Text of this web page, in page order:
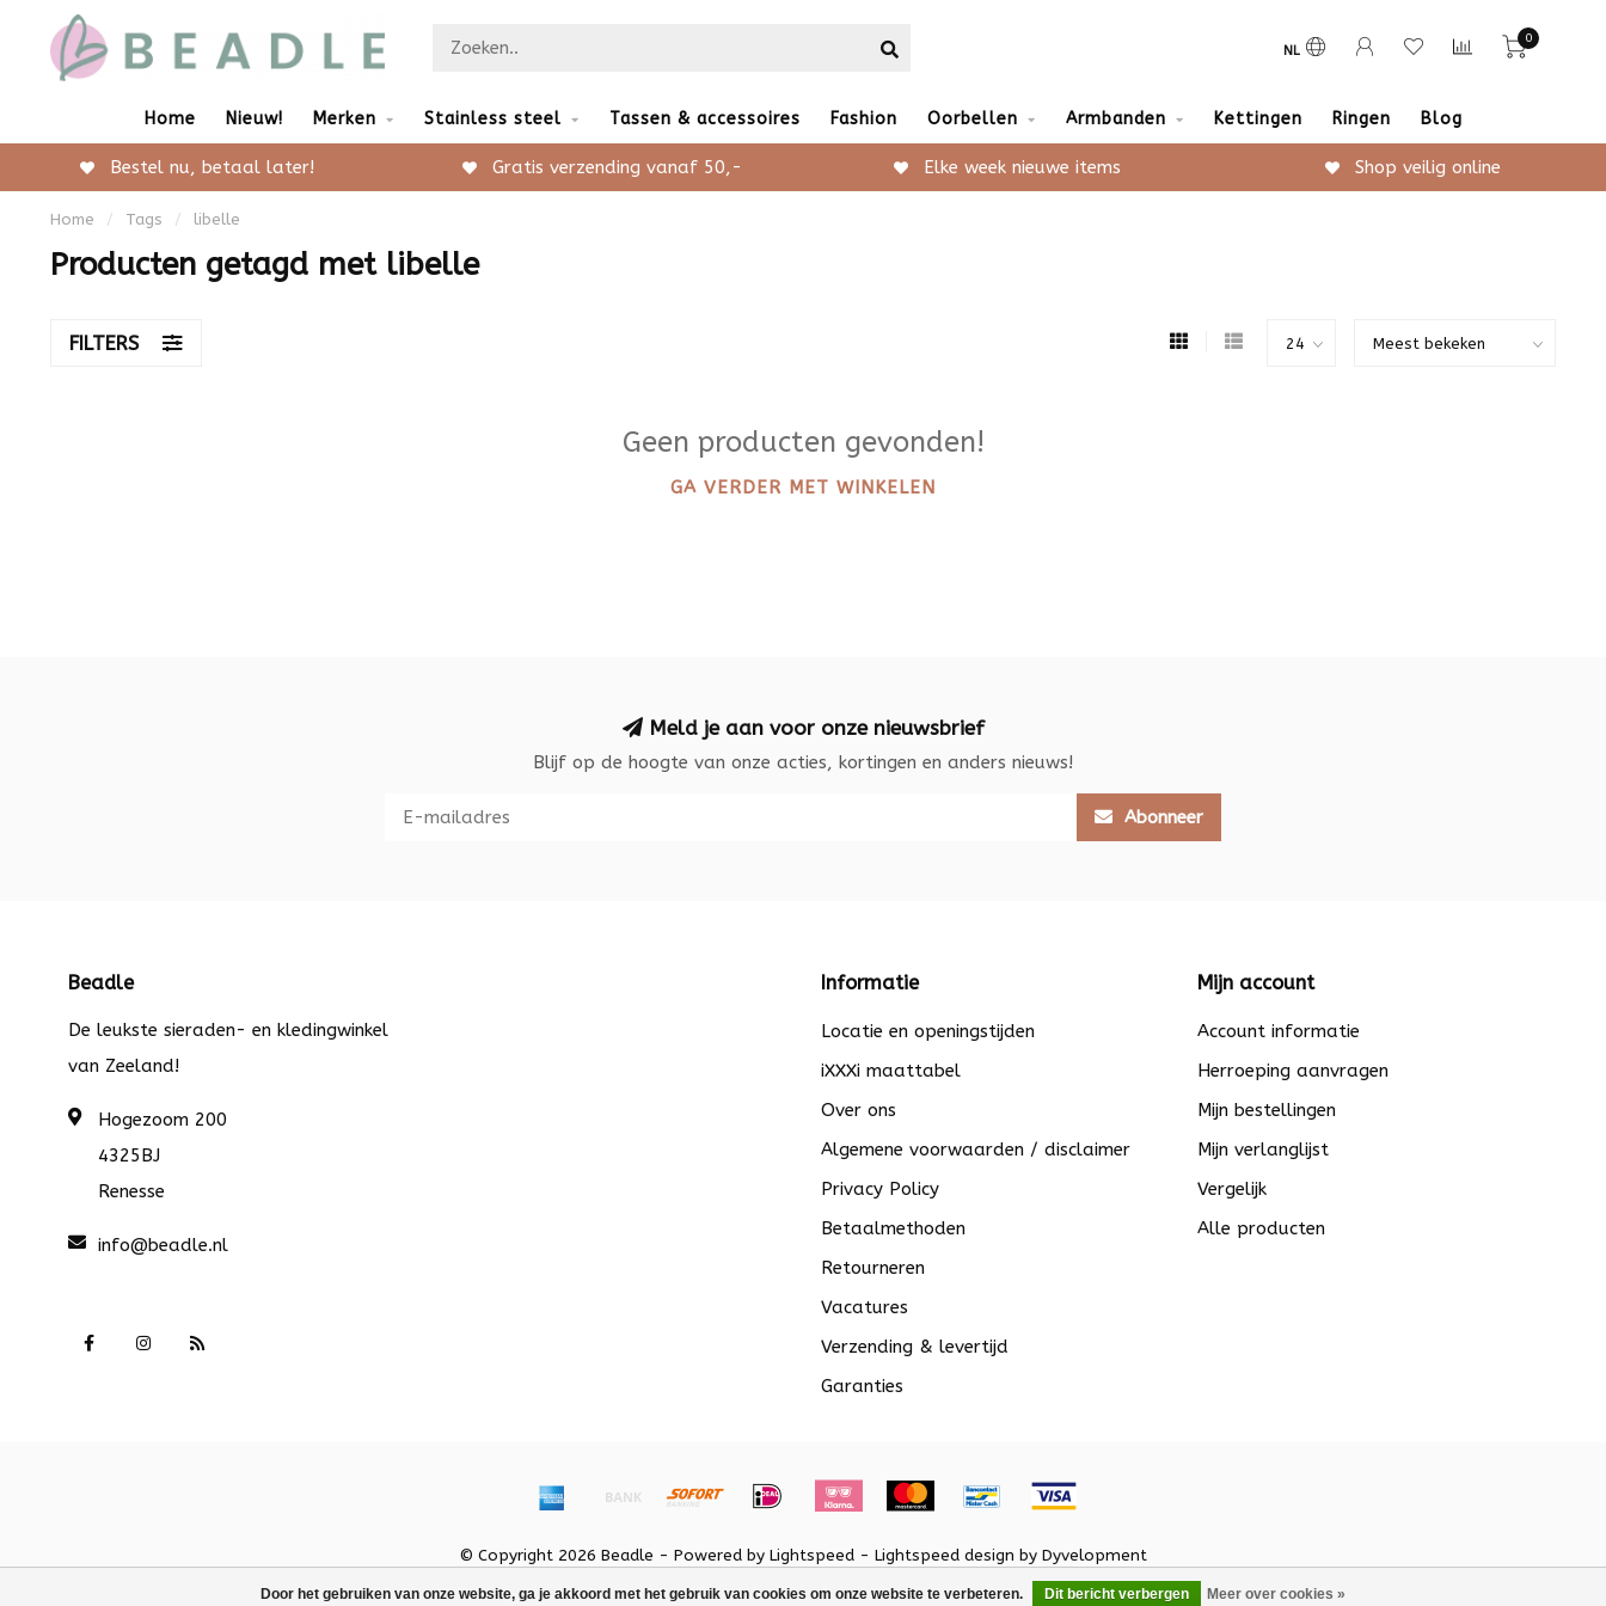
NL
0
Home Nieuw! Merken Stainless steel Tassen & accessoires Fashion Oorbellen Armbanden Kettingen Ringen Blog
Bestel nu, betaal later! Gratis verzending vanaf 50,- Elke week nieuwe items Shop veilig online
Home / Tags / libelle
Producten getagd met libelle
FILTERS
Geen producten gevonden!
GA VERDER MET WINKELEN
Door het gebruiken van onze website, ga je akkoord met het gebruik van cookies om onze website te verbeteren. Dit bericht verbergen Meer over cookies »
Meld je aan voor onze nieuwsbrief
Blijf op de hoogte van onze acties, kortingen en anders nieuws!
Abonneer
Beadle
De leukste sieraden- en kledingwinkel
van Zeeland!
Hogezoom 200
4325BJ
Renesse
info@beadle.nl
Informatie
Locatie en openingstijden
iXXXi maattabel
Over ons
Algemene voorwaarden / disclaimer
Privacy Policy
Betaalmethoden
Retourneren
Vacatures
Verzending & levertijd
Garanties
Mijn account
Account informatie
Herroeping aanvragen
Mijn bestellingen
Mijn verlanglijst
Vergelijk
Alle producten
© Copyright 2026 Beadle - Powered by Lightspeed - Lightspeed design by Dyvelopment